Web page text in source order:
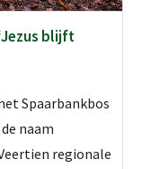
blijft
Spaarbankbos
naam
regionale